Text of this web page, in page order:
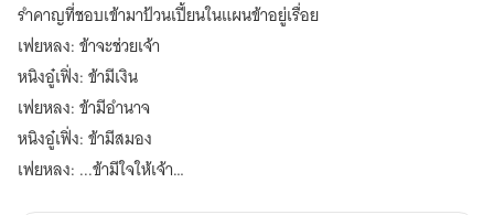
รำคาญที่ชอบเข้ามาป้วนเปี้ยนในแผนข้าอยู่เรื่อย
เฟยหลง: ข้าจะช่วยเจ้า
หนิงอู๋เฟิ่ง: ข้ามีเงิน
เฟยหลง: ข้ามีอำนาจ
หนิงอู๋เฟิ่ง: ข้ามีสมอง
เฟยหลง: ...ข้ามีใจให้เจ้า